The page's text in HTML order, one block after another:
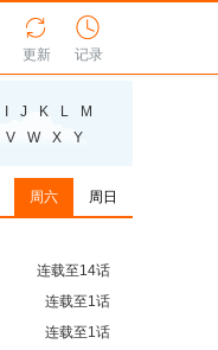
J K L
M
V W X
Y

更新

记录
周六 周日
连载至1话
连载至2话
连载至1话
连载至1话
连载至29话
连载至12话
连载至14话
连载至1话
连载至1话